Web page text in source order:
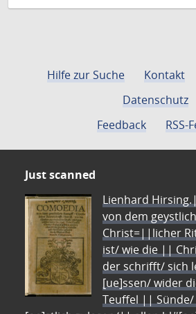
Hilfe zur Suche Kontakt
Datenschutz
Feedback
RSS-
Just scanned
Lienhard
von dem
Christ=||licher
ist/ wie die ||
der schrifft/ sich
[ue]ssen/ wider
Teuffel || Sünde/